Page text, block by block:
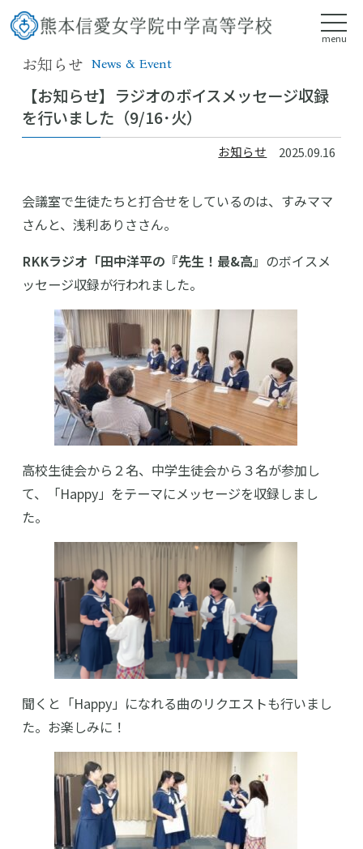
お知らせ News & Event
【お知らせ】ラジオのボイスメッセージ収録
を行いました（9/16･火）
お知らせ 2025.09.16
会議室で生徒たちと打合せをしているのは、すみママ
さんと、浅利ありささん。
RKKラジオ「田中洋平の『先生！最&高』 のボイスメ
ッセージ収録が行われました。
高校生徒会から２名、中学生徒会から３名が参加し
て、「Happy」をテーマにメッセージを収録しまし
た。
聞くと「Happy」になれる曲のリクエストも行いまし
た。お楽しみに！
menu